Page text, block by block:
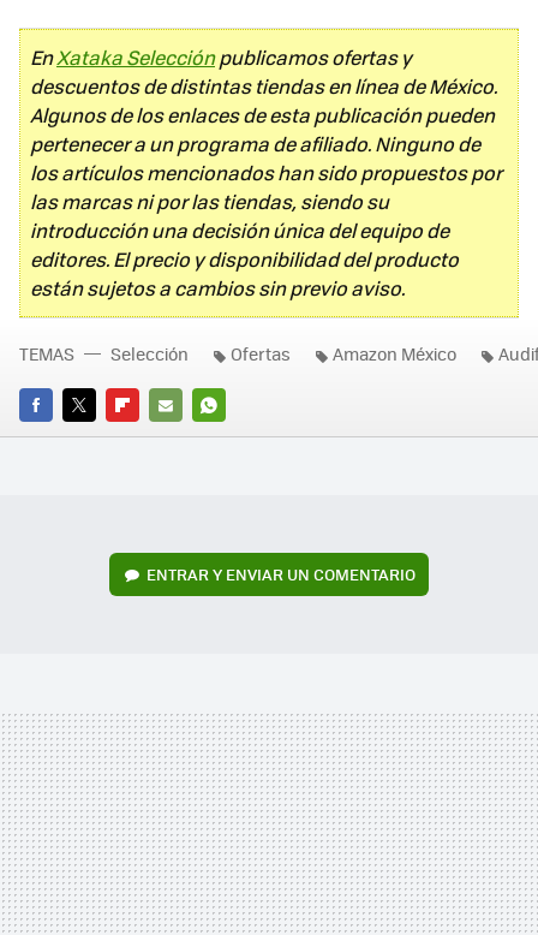
EnXataka Selecciónpublicamos ofertas y
descuentos de distintas tiendas en línea de México.
Algunos de los enlaces de esta publicación pueden
pertenecer a un programa de afiliado. Ninguno de
los artículos mencionados han sido propuestos por
las marcas ni por las tiendas, siendo su
introducción una decisión única del equipo de
editores. El precio y disponibilidad del producto
están sujetos a cambios sin previo aviso.
FACEBOOK
TWITTERFLIPBOARD
E-
WHATSAPP
TEMAS Selección Ofertas Amazon México
ENTRAR Y ENVIAR UN COMENTARIO